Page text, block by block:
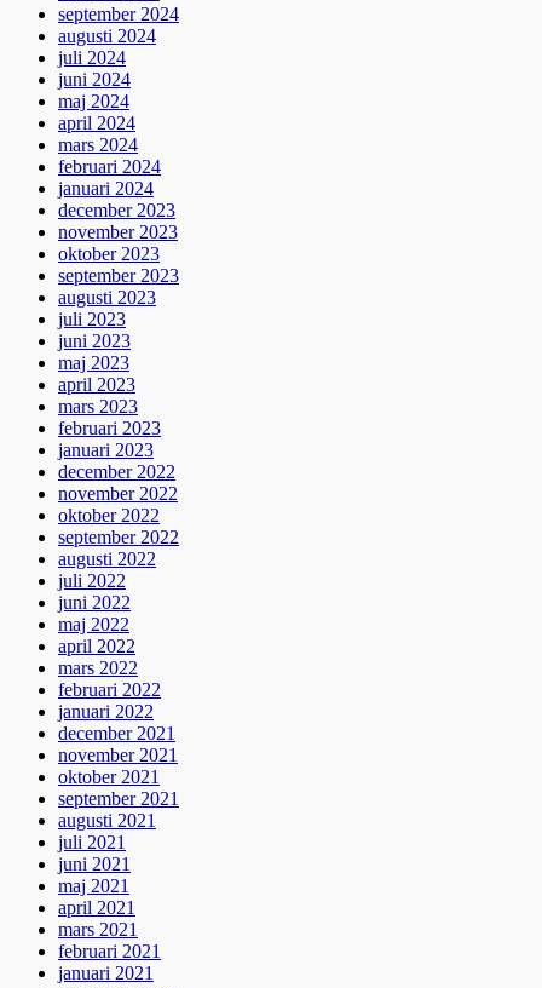
september 2024
augusti 2024
juli 2024
juni 2024
maj 2024
april 2024
mars 2024
februari 2024
januari 2024
december 2023
november 2023
oktober 2023
september 2023
augusti 2023
juli 2023
juni 2023
maj 2023
april 2023
mars 2023
februari 2023
januari 2023
december 2022
november 2022
oktober 2022
september 2022
augusti 2022
juli 2022
juni 2022
maj 2022
april 2022
mars 2022
februari 2022
januari 2022
december 2021
november 2021
oktober 2021
september 2021
augusti 2021
juli 2021
juni 2021
maj 2021
april 2021
mars 2021
februari 2021
januari 2021